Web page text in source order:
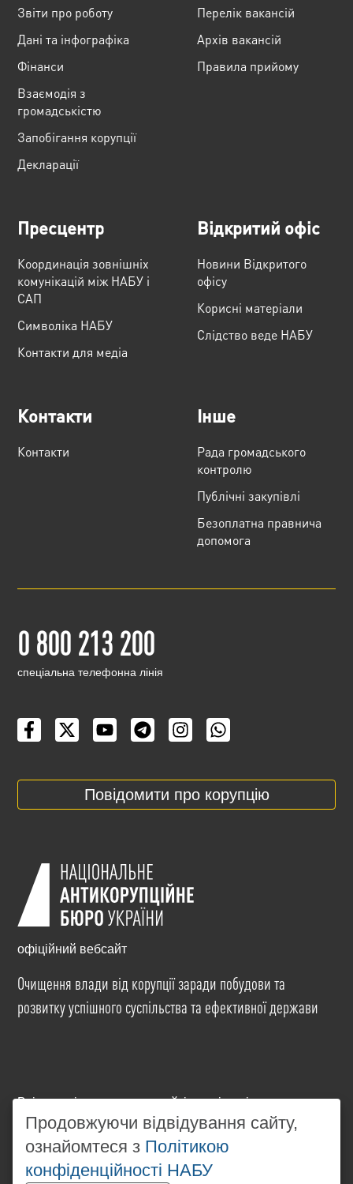
Звіти про роботу
Дані та інфографіка
Фінанси
Взаємодія з
громадськістю
Запобігання корупції
Декларації
Перелік вакансій
Архів вакансій
Правила прийому
Пресцентр
Координація зовнішніх
комунікацій між НАБУ і
САП
Cимволіка НАБУ
Контакти для медіа
Відкритий офіс
Новини Відкритого
офісу
Корисні матеріали
Слідство веде НАБУ
Контакти
Контакти
Інше
Рада громадського
контролю
Публічні закупівлі
Безоплатна правнича
допомога
0 800 213 200
cпеціальна телефонна лінія
Повідомити про корупцію
офіційний вебсайт
Очищення влади від корупції заради побудови та
розвитку успішного суспільства та ефективної держави
Всі матеріали на цьому сайті розміщені на умовах
ліцензіїCreative Commons Attribution-NonCommercial-
NoDerivatives 4.0 International. Використання будь-
яких матеріалів, розміщених на сайті, дозволяється
за умови посилання наwww.nabu.gov.ua
Продовжуючи відвідування сайту,
ознайомтеся з Політикою
конфіденційності НАБУ